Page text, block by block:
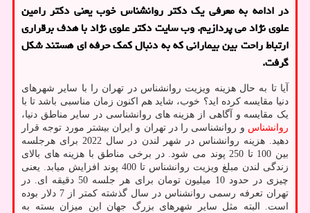
در ادامه به معرفی یک دکتر روانشناس خوب یعنی دکتر رامین
علوی نژاد می پردازیم. وب سایت دکتر علوی نژاد با هدف برقراری
ارتباط راحت بین بیمارانی که به دنبال کمک حرفه ای هستند شکل
گرفت.
آیا تا به حال هزینه ویزیت روانشناس در تهران را با سایر شهرهای
دنیا مقایسه کرده اید؟ خوب، شاید هم اکنون زمان مناسبی باشد تا با
یک مقایسه و آگاهی از هزینه های روانشناسی در سایر مناطق دنیا،
روانشناس و روانشناسی را در تهران و ایران بیشتر مورد توجه قرار
دهید. هزینه روانشناس در شهر لندن در سال 2022 برای هرجلسه
بین 100 تا 250 پوند می شود. در برخی مناطق با هزینه های بالای
زندگی لندن مبلغ ویزیت روانشناس تا 400 پوند افزایش میابد. یعنی
چیزی در حدود 10 میلیون تومان برای هر جلسه 50 دقیقه ای. در
تهران تعرفه رسمی روانشناس در سال گذشته کمتر از 7 دلار بوده
است. البته مثل سایر شهرهای بزرگ جهان این میزان بسته به